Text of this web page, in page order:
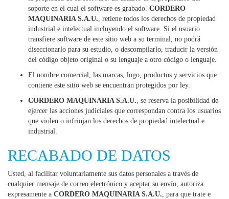
soporte en el cual el software es grabado. CORDERO
MAQUINARIA S.A.U., retiene todos los derechos de propiedad
industrial e intelectual incluyendo el software. Si el usuario
transfiere software de este sitio web a su terminal, no podrá
diseccionarlo para su estudio, o descompilarlo, traducir la versión
del código objeto original o su lenguaje a otro código o lenguaje.
El nombre comercial, las marcas, logo, productos y servicios que
contiene este sitio web se encuentran protegidos por ley.
CORDERO MAQUINARIA S.A.U., se reserva la posibilidad de
ejercer las acciones judiciales que correspondan contra los usuarios
que violen o infrinjan los derechos de propiedad intelectual e
industrial.
RECABADO DE DATOS
Usted, al facilitar voluntariamente sus datos personales a través de
cualquier mensaje de correo electrónico y aceptar su envío, autoriza
expresamente a CORDERO MAQUINARIA S.A.U., para que trate e